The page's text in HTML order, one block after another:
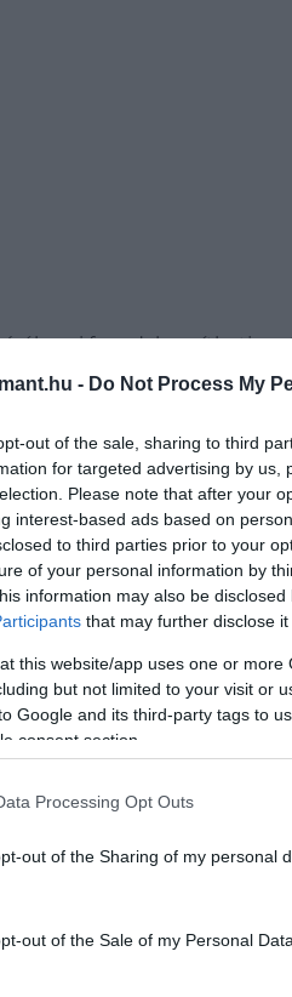
- Do Not Process My
out of the sale, sharing to third
for targeted advertising by us,
Please note that after your
interest-based ads based on
to third parties prior to your
of your personal information by
information may also be
that may further disclose
this website/app uses one or
but not limited to your visit or
Google and its third-party tags to
consent section.
Processing Opt Outs
out of the Sharing of my personal
out of the Sale of my Personal Data.
ami forradalmasíthatja
utóbbi
számítanak:
a Nap, ami bizonyos
fel a kutatók